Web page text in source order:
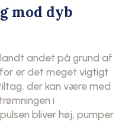
mod dyb
andet på grund af
er det meget vigtigt
der kan være med
i
bliver høj, pumper